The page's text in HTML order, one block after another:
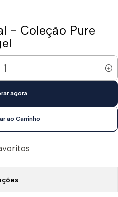
- Coleção Pure
ao Carrinho
agora